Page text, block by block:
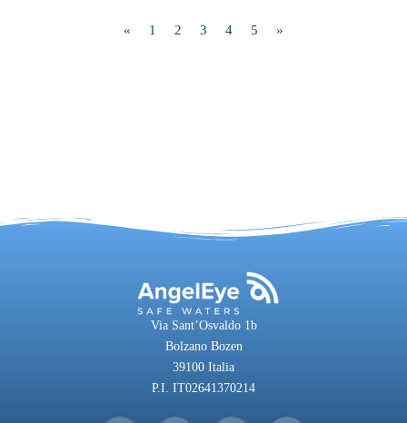
« 1 2 3 4 5 »
Via Sant’Osvaldo 1b
Bolzano Bozen
39100 Italia
P.I. IT02641370214